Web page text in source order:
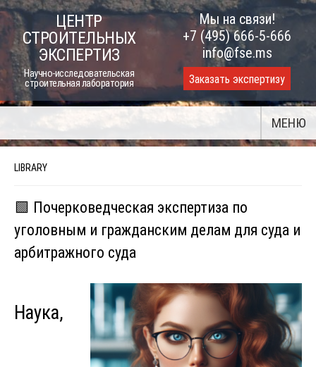
Skip
to
content
ЦЕНТР
СТРОИТЕЛЬНЫХ
ЭКСПЕРТИЗ
Научно-исследовательская
строительная лаборатория
Мы на связи!
+7 (495) 666-5-666
info@fse.ms
Заказать экспертизу
МЕНЮ
LIBRARY
🟩 Почерковедческая экспертиза по
уголовным и гражданским делам для суда и
арбитражного суда
Наука,